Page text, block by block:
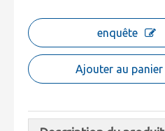
enquête
Ajouter au panier